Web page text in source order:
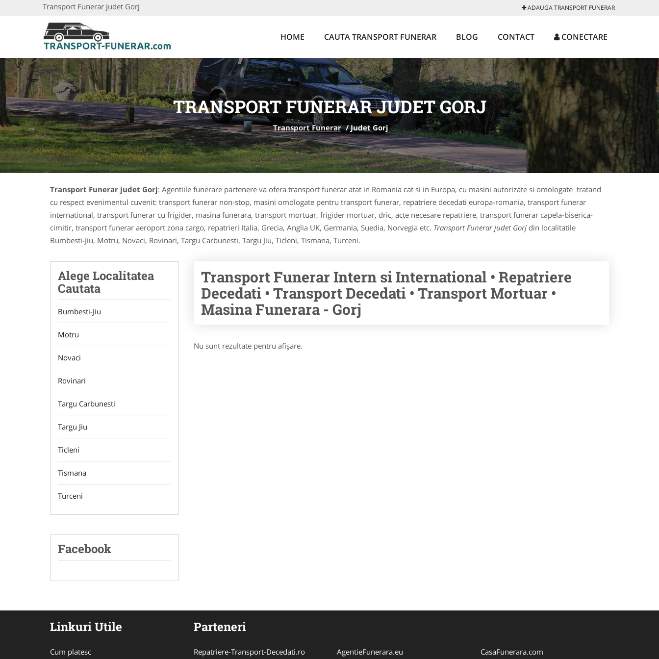
Transport Funerar judet Gorj ADAUGA TRANSPORT FUNERAR
HOME CAUTA TRANSPORT FUNERAR BLOG CONTACT CONECTARE
TRANSPORT FUNERAR JUDET GORJ
Transport Funerar /Judet Gorj
Transport Funerar judet Gorj: Agentiile funerare partenere va ofera transport funerar atat in Romania cat si in Europa, cu masini autorizate si omologate tratand
cu respect evenimentul cuvenit: transport funerar non-stop, masini omologate pentru transport funerar, repatriere decedati europa-romania, transport funerar
international, transport funerar cu frigider, masina funerara, transport mortuar, frigider mortuar, dric, acte necesare repatriere, transport funerar capela-biserica-
cimitir, transport funerar aeroport zona cargo, repatrieri Italia, Grecia, Anglia UK, Germania, Suedia, Norvegia etc. Transport Funerar judet Gorj din localitatile
Bumbesti-Jiu, Motru, Novaci, Rovinari, Targu Carbunesti, Targu Jiu, Ticleni, Tismana, Turceni.
Alege Localitatea
Cautata
Bumbesti-Jiu
Motru
Novaci
Rovinari
Targu Carbunesti
Targu Jiu
Ticleni
Tismana
Turceni
Facebook
Transport Funerar Intern si International • Repatriere
Decedati • Transport Decedati • Transport Mortuar •
Masina Funerara - Gorj
Nu sunt rezultate pentru afişare.
Linkuri Utile
Cum platesc
Parteneri
Repatriere-Transport-Decedati.ro AgentieFunerara.eu CasaFunerara.com